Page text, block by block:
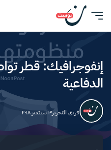
إنفوجرافيك: قطر
الدفاعية
فريق التحرير٣ سبتمبر ٢٠١٨